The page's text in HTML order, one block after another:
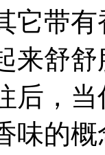
它带
来舒
后，
味的